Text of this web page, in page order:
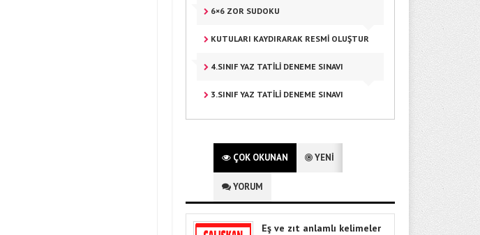
6×6 ZOR SUDOKU
KUTULARI KAYDIRARAK RESMI OLUŞTUR
4.SINIF YAZ TATİLİ DENEME SINAVI
3.SINIF YAZ TATILI DENEME SINAVI
ÇOK OKUNAN YENİ
YORUM
Eş ve zıt anlamlı kelimeler